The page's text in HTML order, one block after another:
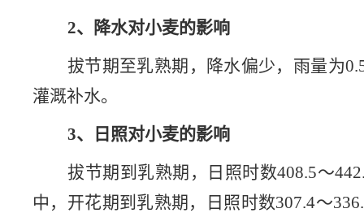
2、降水对小麦的影响
拔节期至乳熟期，降水偏少，雨量为
灌溉补水。
3、日照对小麦的影响
拔节期到乳熟期，日照时数408.5～4
中，开花期到乳熟期，日照时数307.4～